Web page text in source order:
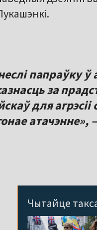
папраўку
за
для агрэсіі
атачэнне»,
Чытайце